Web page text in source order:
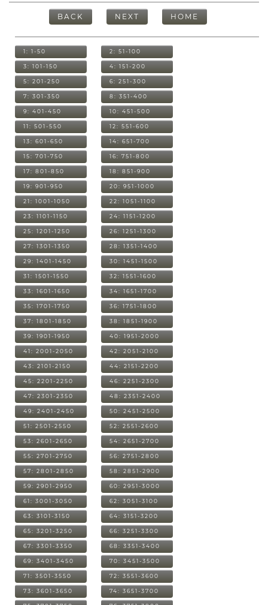
BACK NEXT HOME
1: 1-50 2: 51-100
3: 101-150 4: 151-200
5: 201-250 6: 251-300
7: 301-350 8: 351-400
9: 401-450 10: 451-500
11: 501-550 12: 551-600
13: 601-650 14: 651-700
15: 701-750 16: 751-800
17: 801-850 18: 851-900
19: 901-950 20: 951-1000
21: 1001-1050 22: 1051-1100
23: 1101-1150 24: 1151-1200
25: 1201-1250 26: 1251-1300
27: 1301-1350 28: 1351-1400
29: 1401-1450 30: 1451-1500
31: 1501-1550 32: 1551-1600
33: 1601-1650 34: 1651-1700
35: 1701-1750 36: 1751-1800
37: 1801-1850 38: 1851-1900
39: 1901-1950 40: 1951-2000
41: 2001-2050 42: 2051-2100
43: 2101-2150 44: 2151-2200
45: 2201-2250 46: 2251-2300
47: 2301-2350 48: 2351-2400
49: 2401-2450 50: 2451-2500
51: 2501-2550 52: 2551-2600
53: 2601-2650 54: 2651-2700
55: 2701-2750 56: 2751-2800
57: 2801-2850 58: 2851-2900
59: 2901-2950 60: 2951-3000
61: 3001-3050 62: 3051-3100
63: 3101-3150 64: 3151-3200
65: 3201-3250 66: 3251-3300
67: 3301-3350 68: 3351-3400
69: 3401-3450 70: 3451-3500
71: 3501-3550 72: 3551-3600
73: 3601-3650 74: 3651-3700